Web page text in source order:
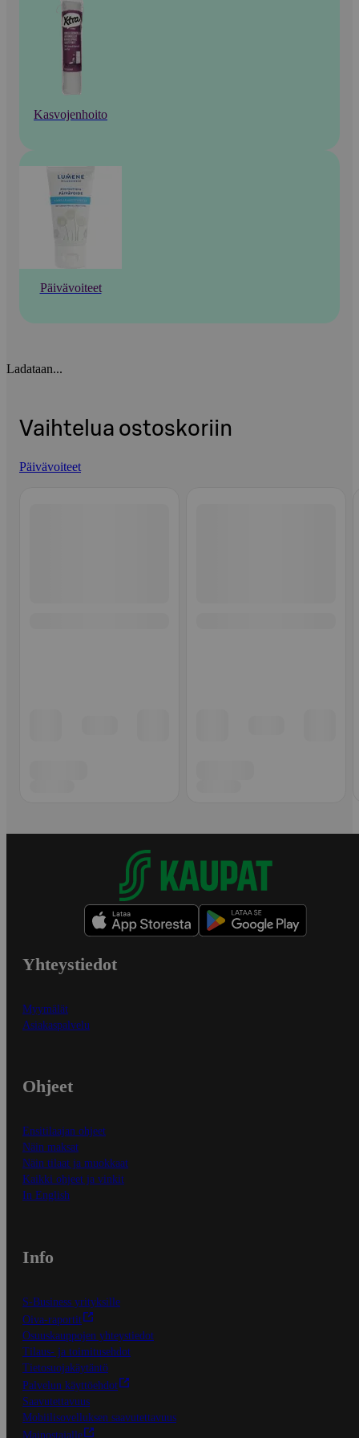
Kasvojenhoito
Päivävoiteet
Ladataan...
Vaihtelua ostoskoriin
Päivävoiteet
Yhteystiedot
Myymälät
Asiakaspalvelu
Ohjeet
Ensitilaajan ohjeet
Näin maksat
Näin tilaat ja muokkaat
Kaikki ohjeet ja vinkit
In English
Info
S-Business yrityksille
Oiva-raportit
Osuuskauppojen yhteystiedot
Tilaus- ja toimitusehdot
Tietosuojakäytäntö
Palvelun käyttöehdot
Saavutettavuus
Mobiilisovelluksen saavutettavuus
Mainostajalle